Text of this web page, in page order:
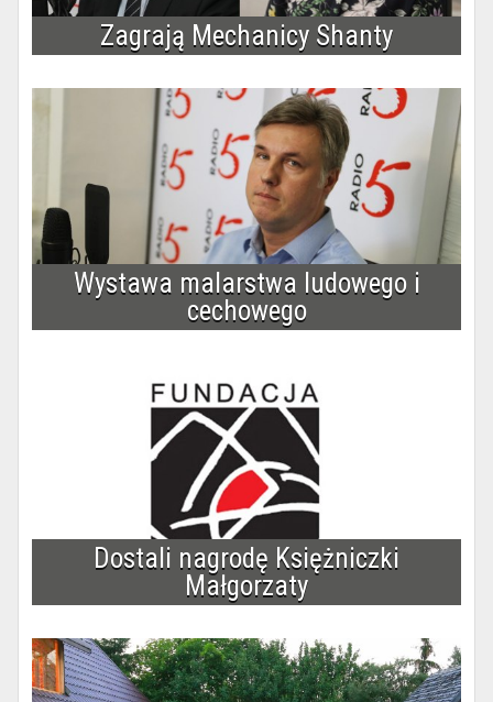
Zagrają Mechanicy Shanty
Wystawa malarstwa ludowego i
cechowego
Dostali nagrodę Księżniczki
Małgorzaty